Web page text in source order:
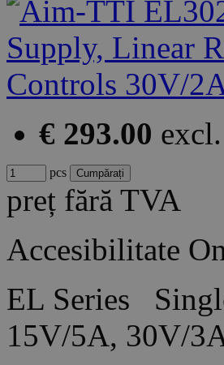
€ 293.00
pcs
preț fără TVA
Accesibilitate
EL Series
15V/5A, 30V/